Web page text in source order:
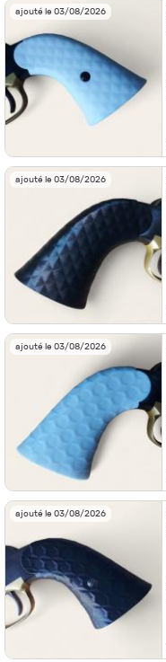
ajouté le 03/08/2026
ajouté le 03/08/2026
ajouté le 03/08/2026
ajouté le 03/08/2026